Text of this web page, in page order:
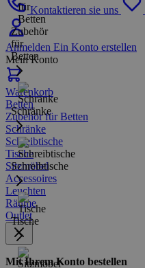
Kontaktieren sie uns
Anmelden Ein Konto erstellen
Mein Konto
Warenkorb
Zubehör
für
Betten
Schränke
Schreibtische
Tische
Betten
Zubehör für Betten
Schränke
Schreibtische
Tische
Sitzmöbel
Accessoires
Leuchten
Räume
Outlet
Mit Ihrem Konto bestellen